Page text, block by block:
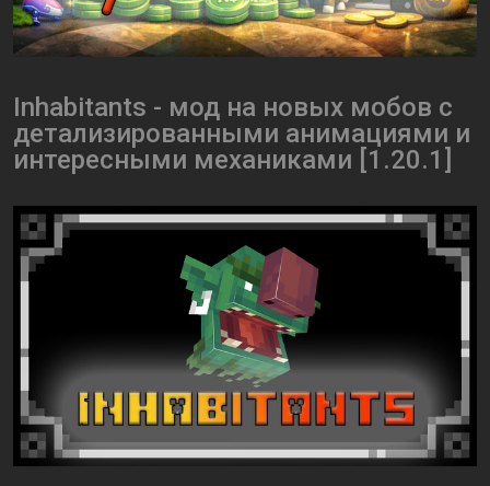
Inhabitants - мод на новых мобов с
детализированными анимациями и
интересными механиками [1.20.1]